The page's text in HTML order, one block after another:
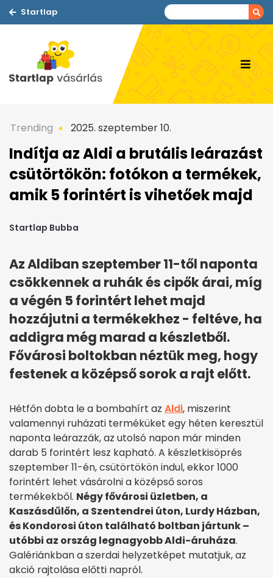
Startlap
Trending 2025. szeptember 10.
Indítja az Aldi a brutális leárazást
csütörtökön: fotókon a termékek,
amik 5 forintért is vihetőek majd
Startlap Bubba
Az Aldiban szeptember 11-től naponta
csökkennek a ruhák és cipők árai, míg
a végén 5 forintért lehet majd
hozzájutni a termékekhez - feltéve, ha
addigra még marad a készletből.
Fővárosi boltokban néztük meg, hogy
festenek a középső sorok a rajt előtt.
Hétfőn dobta le a bombahírt az Aldi, miszerint
valamennyi ruházati terméküket egy héten keresztül
naponta leárazzák, az utolsó napon már minden
darab 5 forintért lesz kapható. A készletkisöprés
szeptember 11-én, csütörtökön indul, ekkor 1000
forintért lehet vásárolni a középső soros
termékekből. Négy fővárosi üzletben, a
Kaszásdűlőn, a Szentendrei úton, Lurdy Házban,
és Kondorosi úton található boltban jártunk –
utóbbi az ország legnagyobb Aldi-áruháza.
Galériánkban a szerdai helyzetképet mutatjuk, az
akció rajtolása előtti napról.